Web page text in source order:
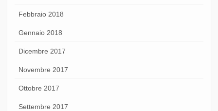
Febbraio 2018
Gennaio 2018
Dicembre 2017
Novembre 2017
Ottobre 2017
Settembre 2017